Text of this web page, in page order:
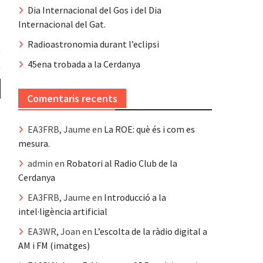
Dia Internacional del Gos i del Dia
Internacional del Gat.
Radioastronomia durant l’eclipsi
45ena trobada a la Cerdanya
Comentaris recents
EA3FRB, Jaume en La ROE: què és i com es
mesura.
admin en Robatori al Radio Club de la
Cerdanya
EA3FRB, Jaume en Introducció a la
intel·ligència artificial
EA3WR, Joan en L’escolta de la ràdio digital a
AM i FM (imatges)